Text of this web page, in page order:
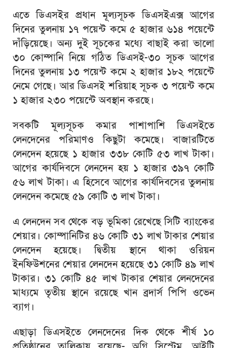
এতে ডিএসইর প্রধান মূল্যসূচক ডিএসইএক্স আগের
দিনের তুলনায় ১৭ পয়েন্ট কমে ৫ হাজার ৬১৪ পয়েন্টে
দাঁড়িয়েছে। অন্য দুই সূচকের মধ্যে বাছাই করা ভালো
৩০ কোম্পানি নিয়ে গঠিত ডিএসই-৩০ সূচক আগের
দিনের তুলনায় ১৩ পয়েন্ট কমে ২ হাজার ১৮২ পয়েন্টে
নেমে গেছে। আর ডিএসই শরিয়াহ সূচক ৩ পয়েন্ট কমে
১ হাজার ২৩০ পয়েন্টে অবস্থান করছে।
সবকটি মূল্যসূচক কমার পাশাপাশি ডিএসইতে
লেনদেনের পরিমাণও কিছুটা কমেছে। বাজারটিতে
লেনদেন হয়েছে ১ হাজার ৩৩৮ কোটি ৫৩ লাখ টাকা।
আগের কার্যদিবসে লেনদেন হয় ১ হাজার ৩৯৭ কোটি
৫৬ লাখ টাকা। এ হিসেবে আগের কার্যদিবসের তুলনায়
লেনদেন কমেছে ৫৯ কোটি ৩ লাখ টাকা।
এ লেনদেন সব থেকে বড় ভূমিকা রেখেছে সিটি ব্যাংকের
শেয়ার। কোম্পানিটির ৪৬ কোটি ৩১ লাখ টাকার শেয়ার
লেনদেন হয়েছে। দ্বিতীয় স্থানে থাকা ওরিয়ন
ইনফিউশনের শেয়ার লেনদেন হয়েছে ৩১ কোটি ৪৯ লাখ
টাকার। ৩১ কোটি ৪৫ লাখ টাকার শেয়ার লেনদেনের
মাধ্যমে তৃতীয় স্থানে রয়েছে খান ব্রদার্স পিপি ওভেন
ব্যাগ।
এছাড়া ডিএসইতে লেনদেনের দিক থেকে শীর্ষ ১০